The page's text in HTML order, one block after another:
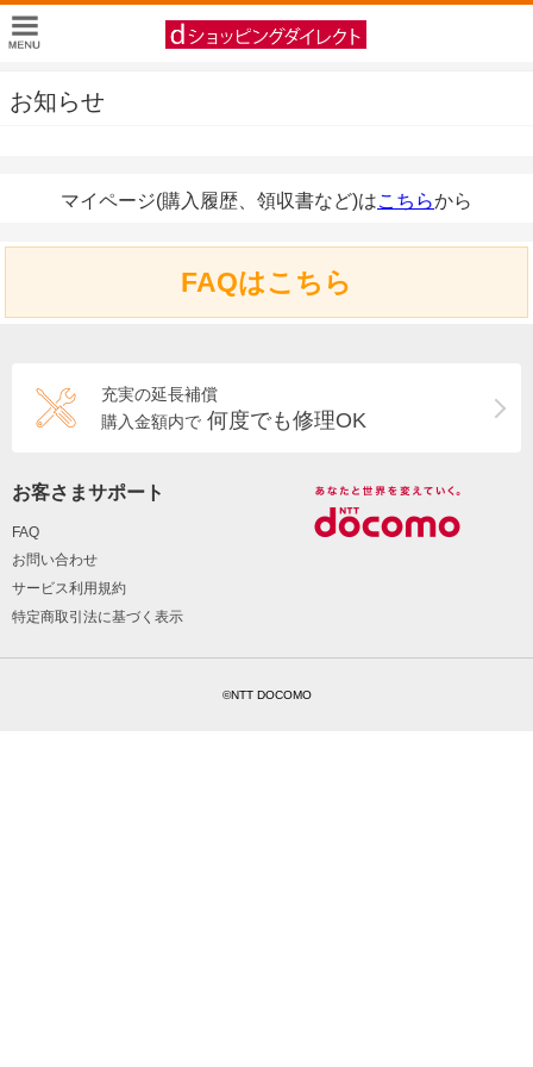
お知らせ
マイページ(購入履歴、領収書など)はこちらから
FAQはこちら
充実の延長補償
購入金額内で 何度でも修理OK
お客さまサポート
FAQ
お問い合わせ
サービス利用規約
特定商取引法に基づく表示
©NTT DOCOMO